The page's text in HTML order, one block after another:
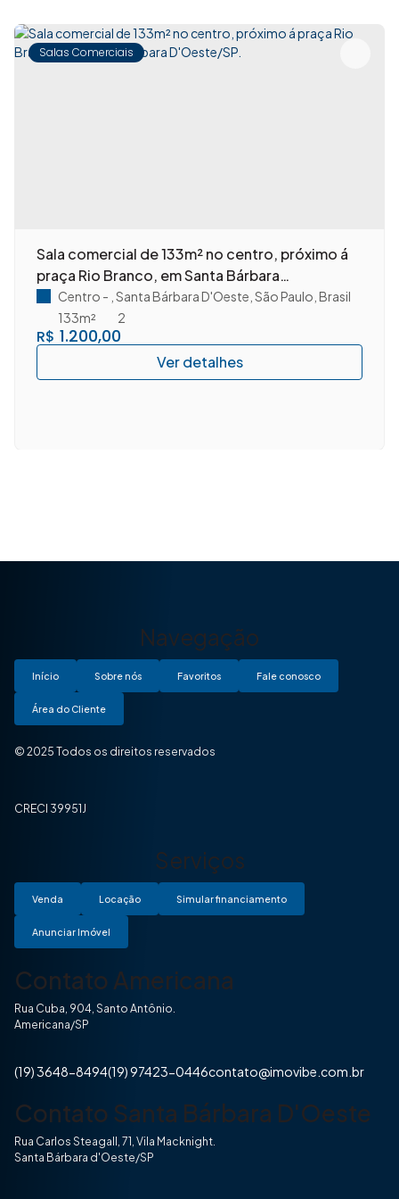
Salas Comerciais
Sala comercial de 133m² no centro, próximo á
praça Rio Branco, em Santa Bárbara
D'Oeste/SP.
R$ 1.200,00
Centro Santa Bárbara D'Oeste São Paulo Brasil
2
133m²
Navegação
Início Sobre nós Favoritos Fale conosco
Área do Cliente
© 2025 Todos os direitos reservados
CRECI 39951J
Serviços
Venda Locação Simular financiamento
Anunciar Imóvel
Contato Americana
Rua Cuba, 904, Santo Antônio.
Americana/SP
(19) 3648-8494(19) 97423-0446contato@imovibe.com.br
Contato Santa Bárbara D'Oeste
Rua Carlos Steagall, 71, Vila Macknight.
Santa Bárbara d'Oeste/SP